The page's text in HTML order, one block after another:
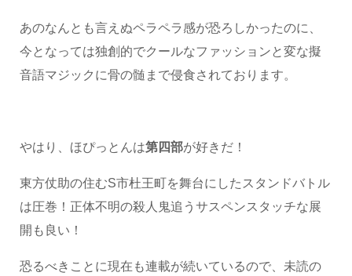
あのなんとも言えぬペラペラ感が恐ろしかったのに、
今となっては独創的でクールなファッションと変な擬
音語マジックに骨の髄まで侵食されております。
やはり、ほぴっとんは第四部が好きだ！
東方仗助の住むS市杜王町を舞台にしたスタンドバトル
は圧巻！正体不明の殺人鬼追うサスペンスタッチな展
開も良い！
恐るべきことに現在も連載が続いているので、未読の